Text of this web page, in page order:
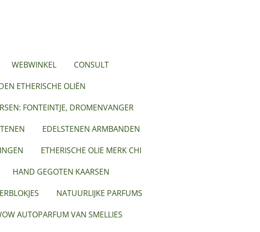
WEBWINKEL
CONSULT
ETHERISCHE OLIËN
FONTEINTJE, DROMENVANGER
EDELSTENEN ARMBANDEN
ETHERISCHE OLIE MERK CHI
HAND GEGOTEN KAARSEN
NATUURLIJKE PARFUMS
AUTOPARFUM VAN SMELLIES